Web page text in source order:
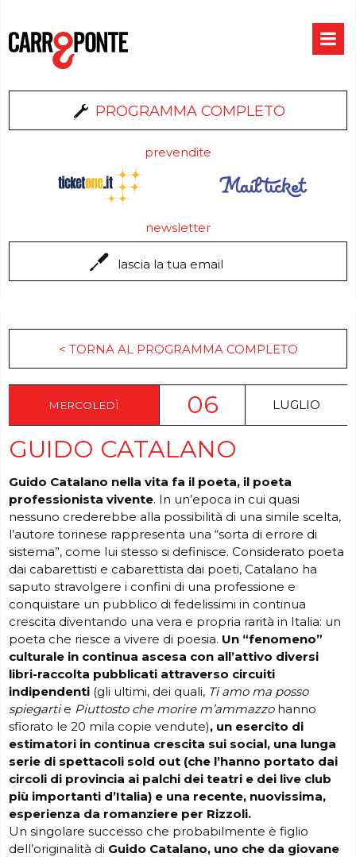
PROGRAMMA COMPLETO
prevendite
newsletter
< TORNA AL PROGRAMMA COMPLETO
MERCOLEDÌ 06 LUGLIO
GUIDO CATALANO
Guido Catalano nella vita fa il poeta, il poeta
professionista vivente. In un’epoca in cui quasi
nessuno crederebbe alla possibilità di una simile scelta,
l’autore torinese rappresenta una “sorta di errore di
sistema”, come lui stesso si definisce. Considerato poeta
dai cabarettisti e cabarettista dai poeti, Catalano ha
saputo stravolgere i confini di una professione e
conquistare un pubblico di fedelissimi in continua
crescita diventando una vera e propria rarità in Italia: un
poeta che riesce a vivere di poesia. Un “fenomeno”
culturale in continua ascesa con all’attivo diversi
libri-raccolta pubblicati attraverso circuiti
indipendenti (gli ultimi, dei quali, Ti amo ma posso
spiegartie Piuttosto che morire m’ammazzohanno
sfiorato le 20 mila copie vendute), un esercito di
estimatori in continua crescita sui social, una lunga
serie di spettacoli sold out (che l’hanno portato dai
circoli di provincia ai palchi dei teatri e dei live club
più importanti d’Italia) e una recente, nuovissima,
esperienza da romanziere per Rizzoli.
Un singolare successo che probabilmente è figlio
dell’originalità di Guido Catalano, uno che da giovane